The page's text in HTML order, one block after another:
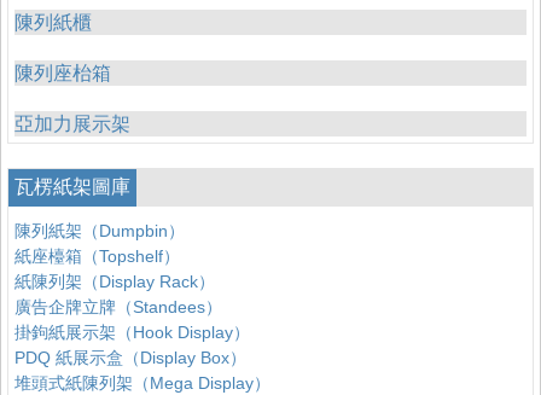
陳列紙櫃
陳列座枱箱
亞加力展示架
瓦楞紙架圖庫
陳列紙架（Dumpbin）
紙座檯箱（Topshelf）
紙陳列架（Display Rack）
廣告企牌立牌（Standees）
掛鉤紙展示架（Hook Display）
PDQ 紙展示盒（Display Box）
堆頭式紙陳列架（Mega Display）